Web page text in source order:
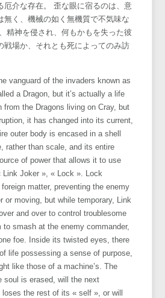
厄介な存在。 歪な眼に宿るのは、意
無く、機械の如く無機質で不気味な
精神を侵され、何もかもを失った彼
戦場か、それとも死によってのみ訪
vanguard of the invaders known as
a Dragon, but it’s actually a life
from the Dragons living on Cray, but
it has changed into its current,
outer body is encased in a shell
rather than scale, and its entire
of power that allows it to use
Link Joker », « Lock ». Lock
matter, preventing the enemy
or moving, but while temporary, Link
and over to control troublesome
to smash at the enemy commander,
foe. Inside its twisted eyes, there
life possessing a sense of purpose,
like those of a machine’s. The
soul is erased, will the next
the rest of its « self », or will